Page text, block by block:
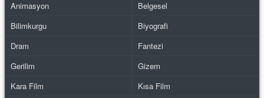
Animasyon
Belgesel
Bilimkurgu
Biyografi
Dram
Fantezi
Gerilim
Gizem
Kara Film
Kısa Film